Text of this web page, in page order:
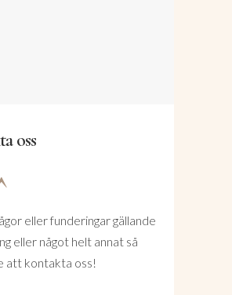
oss
eller funderingar gällande
eller något helt annat så
att kontakta oss!